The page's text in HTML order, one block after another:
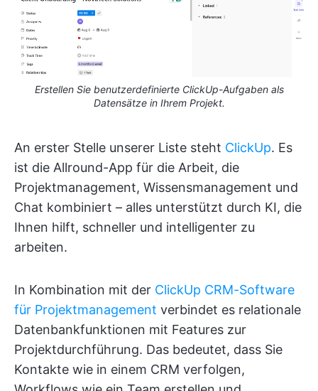
Erstellen Sie benutzerdefinierte ClickUp-Aufgaben als
Datensätze in Ihrem Projekt.
An erster Stelle unserer Liste steht ClickUp. Es
ist die Allround-App für die Arbeit, die
Projektmanagement, Wissensmanagement und
Chat kombiniert – alles unterstützt durch KI, die
Ihnen hilft, schneller und intelligenter zu
arbeiten.
In Kombination mit der ClickUp CRM-Software
für Projektmanagement verbindet es relationale
Datenbankfunktionen mit Features zur
Projektdurchführung. Das bedeutet, dass Sie
Kontakte wie in einem CRM verfolgen,